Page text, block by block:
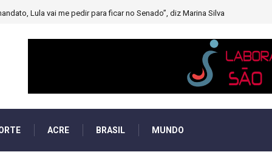
forte’ diminuindo chuvas e provocando secas de rios
ACRE BRASIL MUNDO